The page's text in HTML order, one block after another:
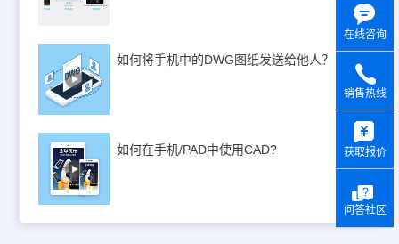
如何将手机中的DWG图纸发送给他人？
如何在手机/PAD中使用CAD?
在线咨询
销售热线
获取报价
问答社区